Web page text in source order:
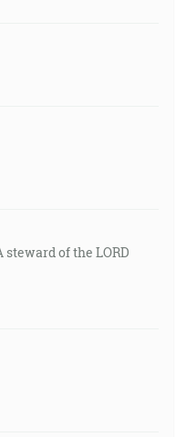
steward of the LORD